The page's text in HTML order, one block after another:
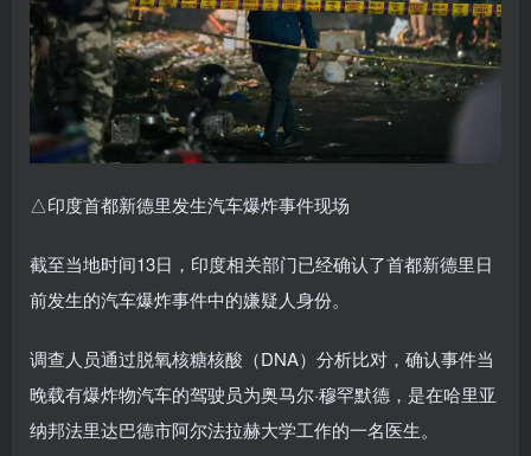
△印度首都新德里发生汽车爆炸事件现场
截至当地时间13日，印度相关部门已经确认了首都新德里日
前发生的汽车爆炸事件中的嫌疑人身份。
调查人员通过脱氧核糖核酸（DNA）分析比对，确认事件当
晚载有爆炸物汽车的驾驶员为奥马尔·穆罕默德，是在哈里亚
纳邦法里达巴德市阿尔法拉赫大学工作的一名医生。